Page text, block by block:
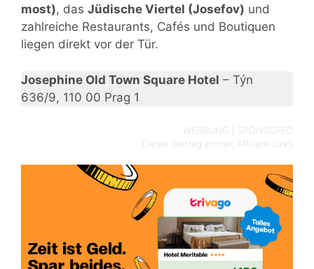
most), das Jüdische Viertel (Josefov) und
zahlreiche Restaurants, Cafés und Boutiquen
liegen direkt vor der Tür.
Josephine Old Town Square Hotel – Týn
636/9, 110 00 Prag 1
WERBUNG | SPONSORED
Dieser Beitrag enthält Affiliate-Links